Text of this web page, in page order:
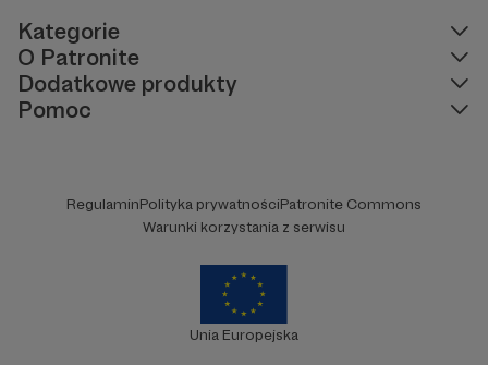
Kategorie
O Patronite
Dodatkowe produkty
Pomoc
RegulaminPolityka prywatnościPatronite Commons
Warunki korzystania z serwisu
Unia Europejska